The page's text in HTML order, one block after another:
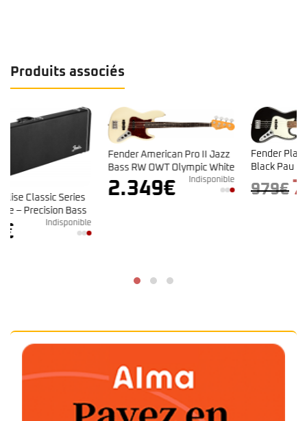
Produits associés
Fender American Pro II Jazz
Bass RW OWT Olympic White
2.349€ Indisponible
Fender Player Jazz Bass®
Black Pau Ferro
979
Le
prix
799 €Le
prix